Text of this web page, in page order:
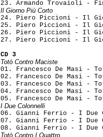
Il Giorno Più Corto
24. Piero Piccioni - Il
25. Piero Piccioni - Il
26. Piero Piccioni - Il
27. Piero Piccioni - Il
CD 3
Totò Contro Maciste
01. Francesco De Masi -
02. Francesco De Masi -
03. Francesco De Masi -
04. Francesco De Masi -
I Due Colonnelli
06. Gianni Ferrio - I
07. Gianni Ferrio - I
Totò Contro I Quattro